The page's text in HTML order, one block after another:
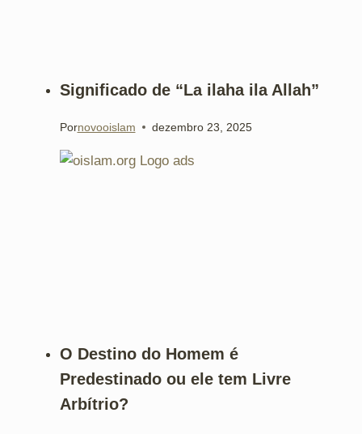
Significado de “La ilaha ila Allah”
Pornovooislam dezembro 23, 2025
O Destino do Homem é
Predestinado ou ele tem Livre
Arbítrio?